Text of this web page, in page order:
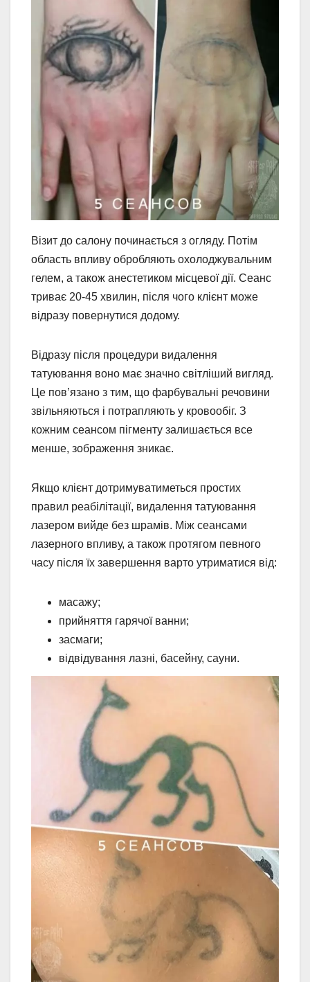
Візит до салону починається з огляду. Потім
область впливу обробляють охолоджувальним
гелем, а також анестетиком місцевої дії. Сеанс
триває 20-45 хвилин, після чого клієнт може
відразу повернутися додому.
Відразу після процедури видалення
татуювання воно має значно світліший вигляд.
Це пов’язано з тим, що фарбувальні речовини
звільняються і потрапляють у кровообіг. З
кожним сеансом пігменту залишається все
менше, зображення зникає.
Якщо клієнт дотримуватиметься простих
правил реабілітації, видалення татуювання
лазером вийде без шрамів. Між сеансами
лазерного впливу, а також протягом певного
часу після їх завершення варто утриматися від:
масажу;
прийняття гарячої ванни;
засмаги;
відвідування лазні, басейну, сауни.